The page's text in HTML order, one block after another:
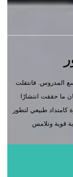
المدروس. فانتقلت
ما حققت انتشارًا
كامتداد طبيعي لتطور
قوية وتلامس